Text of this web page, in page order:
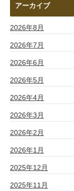
アーカイブ
2026年8月
2026年7月
2026年6月
2026年5月
2026年4月
2026年3月
2026年2月
2026年1月
2025年12月
2025年11月